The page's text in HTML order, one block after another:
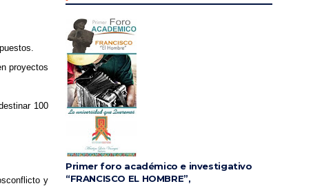
proyectos
100
y
Primer foro académico e investigativo
“FRANCISCO EL HOMBRE”,